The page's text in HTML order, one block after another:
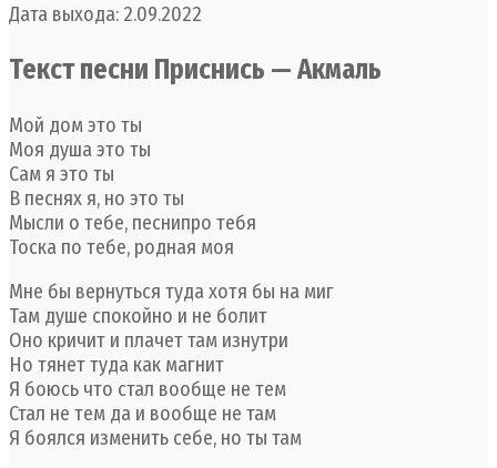
Дата выхода: 2.09.2022
Текст песни Приснись — Акмаль
Мой дом это ты
Моя душа это ты
Сам я это ты
В песнях я, но это ты
Мысли о тебе, песнипро тебя
Тоска по тебе, родная моя
Мне бы вернуться туда хотя бы на миг
Там душе спокойно и не болит
Оно кричит и плачет там изнутри
Но тянет туда как магнит
Я боюсь что стал вообще не тем
Стал не тем да и вообще не там
Я боялся изменить себе, но ты там